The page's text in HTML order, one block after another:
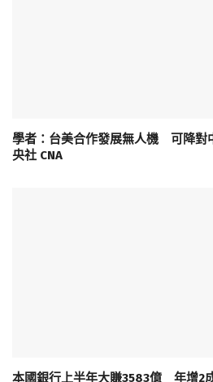
學者：台美合作發展無人機 可降對
央社 CNA
本國銀行上半年大賺3583億 年增2